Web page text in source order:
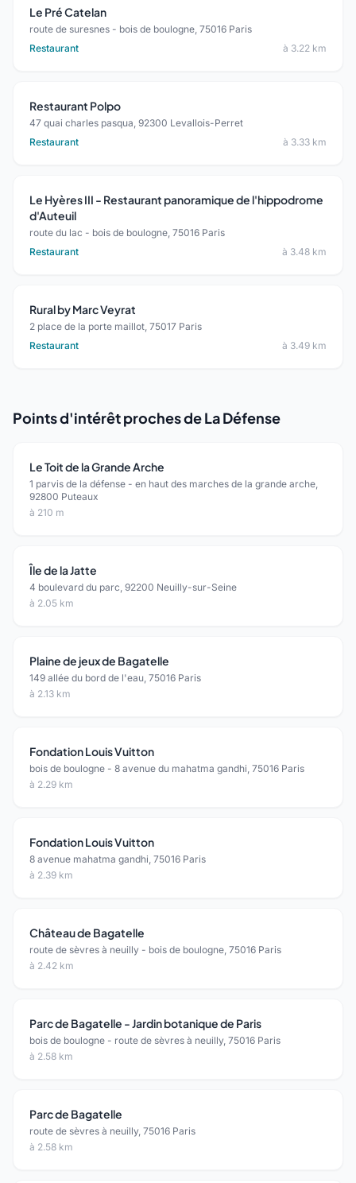
Le Pré Catelan
route de suresnes - bois de boulogne, 75016 Paris
Restaurant
à 3.22 km
Restaurant Polpo
47 quai charles pasqua, 92300 Levallois-Perret
Restaurant
à 3.33 km
Le Hyères III - Restaurant panoramique de l'hippodrome
d'Auteuil
route du lac - bois de boulogne, 75016 Paris
Restaurant
à 3.48 km
Rural by Marc Veyrat
2 place de la porte maillot, 75017 Paris
Restaurant
à 3.49 km
Points d'intérêt proches de La Défense
Le Toit de la Grande Arche
1 parvis de la défense - en haut des marches de la grande arche,
92800 Puteaux
à 210 m
Île de la Jatte
4 boulevard du parc, 92200 Neuilly-sur-Seine
à 2.05 km
Plaine de jeux de Bagatelle
149 allée du bord de l'eau, 75016 Paris
à 2.13 km
Fondation Louis Vuitton
bois de boulogne - 8 avenue du mahatma gandhi, 75016 Paris
à 2.29 km
Fondation Louis Vuitton
8 avenue mahatma gandhi, 75016 Paris
à 2.39 km
Château de Bagatelle
route de sèvres à neuilly - bois de boulogne, 75016 Paris
à 2.42 km
Parc de Bagatelle - Jardin botanique de Paris
bois de boulogne - route de sèvres à neuilly, 75016 Paris
à 2.58 km
Parc de Bagatelle
route de sèvres à neuilly, 75016 Paris
à 2.58 km